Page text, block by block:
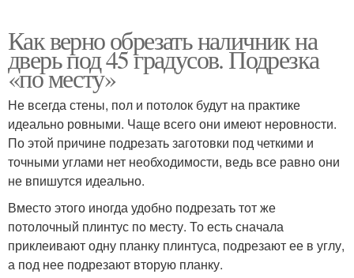
Как верно обрезать наличник на
дверь под 45 градусов. Подрезка
«по месту»
Не всегда стены, пол и потолок будут на практике
идеально ровными. Чаще всего они имеют неровности.
По этой причине подрезать заготовки под четкими и
точными углами нет необходимости, ведь все равно они
не впишутся идеально.
Вместо этого иногда удобно подрезать тот же
потолочный плинтус по месту. То есть сначала
приклеивают одну планку плинтуса, подрезают ее в углу,
а под нее подрезают вторую планку.